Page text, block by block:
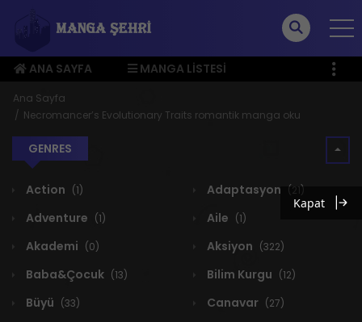
ANA SAYFA
MANGA LISTESI
ÜYE MENÜSÜ
Ana Sayfa
Necromancer’s Evolutionary Traits romantik manga oku
GENRES
Action (1) Adaptasyon (21)
Adventure (1) Aile (1)
Akademi (0) Aksiyon (322)
Baba&Çocuk (13) Bilim Kurgu (12)
Büyü (33) Canavar (27)
Kapat